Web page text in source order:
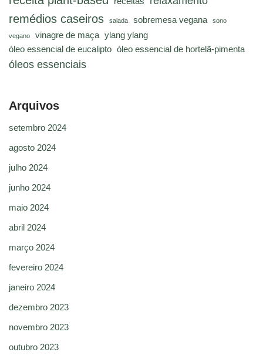
remédios caseiros salada sobremesa vegana sono
vegano vinagre de maça ylang ylang
óleo essencial de eucalipto óleo essencial de hortelã-pimenta
óleos essenciais
Arquivos
setembro 2024
agosto 2024
julho 2024
junho 2024
maio 2024
abril 2024
março 2024
fevereiro 2024
janeiro 2024
dezembro 2023
novembro 2023
outubro 2023